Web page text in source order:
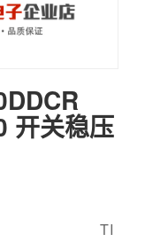
开关稳压
TI